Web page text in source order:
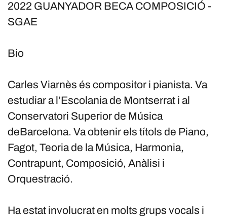
2022 GUANYADOR BECA COMPOSICIÓ -
SGAE
Bio
Carles Viarnès és compositor i pianista. Va
estudiar a l’Escolania de Montserrat i al
Conservatori Superior de Música
deBarcelona. Va obtenir els títols de Piano,
Fagot, Teoria de la Música, Harmonia,
Contrapunt, Composició, Anàlisi i
Orquestració.
Ha estat involucrat en molts grups vocals i